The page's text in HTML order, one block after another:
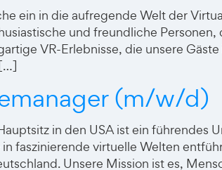
ein in die aufregende Welt der
und freundliche
VR-Erlebnisse, die unsere
(m/w/d)
in den USA ist ein
faszinierende virtuelle Welten
Unsere Mission ist es,